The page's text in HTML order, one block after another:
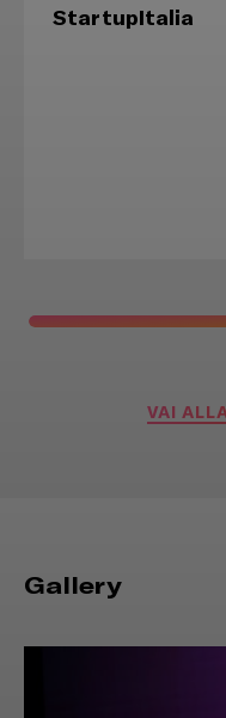
StartupItalia
VAI
Gallery